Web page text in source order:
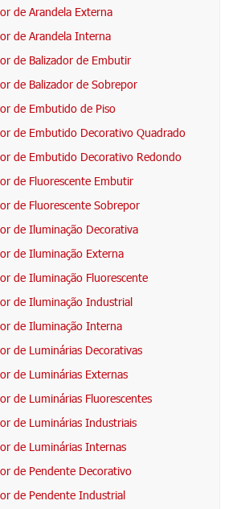
de Arandela Externa
de Arandela Interna
de Balizador de Embutir
de Balizador de Sobrepor
de Embutido de Piso
de Embutido Decorativo Quadrado
de Embutido Decorativo Redondo
de Fluorescente Embutir
de Fluorescente Sobrepor
de Iluminação Decorativa
de Iluminação Externa
de Iluminação Fluorescente
de Iluminação Industrial
de Iluminação Interna
de Luminárias Decorativas
de Luminárias Externas
de Luminárias Fluorescentes
de Luminárias Industriais
de Luminárias Internas
de Pendente Decorativo
de Pendente Industrial